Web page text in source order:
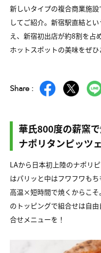
新しいタイプの複合商業施
してご紹介。新宿駅直結と
え、新宿初出店が約8割を占
ホットスポットの美味をぜひ
Share :
華氏800度の薪窯
ナポリタンピッツェ
LAから日本初上陸のナポリ
はパリッと中はフワフワも
高温×短時間で焼くからこ
のトッピングで組合せは自
合せメニューを！